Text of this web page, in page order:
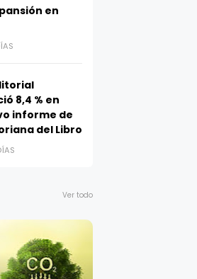
en
8,4 % en
informe de
del Libro
Ver todo